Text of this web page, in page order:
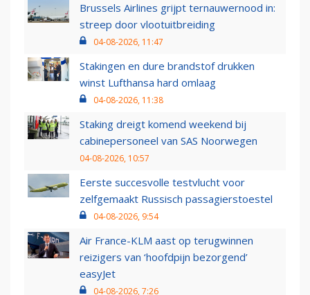
Brussels Airlines grijpt ternauwernood in:
streep door vlootuitbreiding
04-08-2026, 11:47
Stakingen en dure brandstof drukken
winst Lufthansa hard omlaag
04-08-2026, 11:38
Staking dreigt komend weekend bij
cabinepersoneel van SAS Noorwegen
04-08-2026, 10:57
Eerste succesvolle testvlucht voor
zelfgemaakt Russisch passagierstoestel
04-08-2026, 9:54
Air France-KLM aast op terugwinnen
reizigers van ‘hoofdpijn bezorgend’
easyJet
04-08-2026, 7:26